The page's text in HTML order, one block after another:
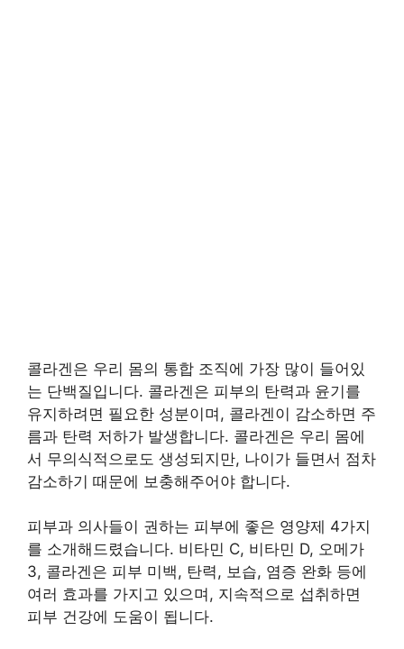
콜라겐은 우리 몸의 통합 조직에 가장 많이 들어있
는 단백질입니다. 콜라겐은 피부의 탄력과 윤기를
유지하려면 필요한 성분이며, 콜라겐이 감소하면 주
름과 탄력 저하가 발생합니다. 콜라겐은 우리 몸에
서 무의식적으로도 생성되지만, 나이가 들면서 점차
감소하기 때문에 보충해주어야 합니다.
피부과 의사들이 권하는 피부에 좋은 영양제 4가지
를 소개해드렸습니다. 비타민 C, 비타민 D, 오메가
3, 콜라겐은 피부 미백, 탄력, 보습, 염증 완화 등에
여러 효과를 가지고 있으며, 지속적으로 섭취하면
피부 건강에 도움이 됩니다.